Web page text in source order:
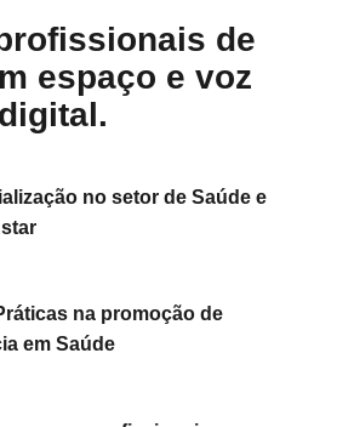
de
espaço e voz
no setor de Saúde e
na promoção de
em Saúde